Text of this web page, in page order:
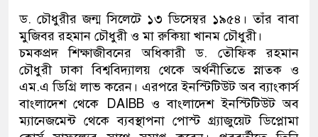
ড. চৌধুরীর জন্ম সিলেটে ১৩ ডিসেম্বর ১৯৫৪। তাঁর বাবা
মুজিবর রহমান চৌধুরী ও মা রুকিয়া খানম চৌধুরী।
চমকপ্রদ শিক্ষাজীবনের অধিকারী ড. তৌফিক রহমান
চৌধুরী ঢাকা বিশ্ববিদ্যালয় থেকে অর্থনীতিতে স্নাতক ও
এম.এ ডিগ্রি লাভ করেন। এরপরে ইনস্টিটিউট অব ব্যাংকার্স
বাংলাদেশ থেকে DAIBB ও বাংলাদেশ ইনস্টিটিউট অব
ম্যানেজমেন্ট থেকে ব্যবস্থাপনা পোস্ট গ্র্যাজুয়েট ডিপ্লোমা